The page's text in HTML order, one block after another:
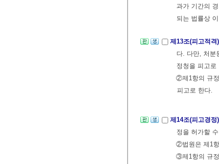
과가 기간의
되는 법률상
제13조(피고적
다. 다만, 처분
정청을 피고로
②제1항의 규
피고로 한다.
제14조(피고경
정을 허가할
②법원은 제1
③제1항의 규